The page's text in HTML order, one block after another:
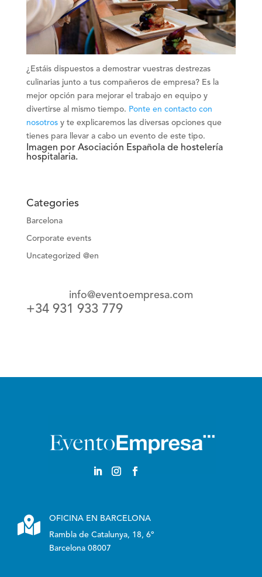
¿Estáis dispuestos a demostrar vuestras destrezas
culinarias junto a tus compañeros de empresa? Es la
mejor opción para mejorar el trabajo en equipo y
divertirse al mismo tiempo. Ponte en contacto con
nosotros y te explicaremos las diversas opciones que
tienes para llevar a cabo un evento de este tipo.
Imagen por Asociación Española de hostelería
hospitalaria.
Categories
Barcelona
Corporate events
Uncategorized @en
info@eventoempresa.com
+34 931 933 779

OFICINA EN BARCELONA
Rambla de Catalunya, 18, 6º
Barcelona 08007